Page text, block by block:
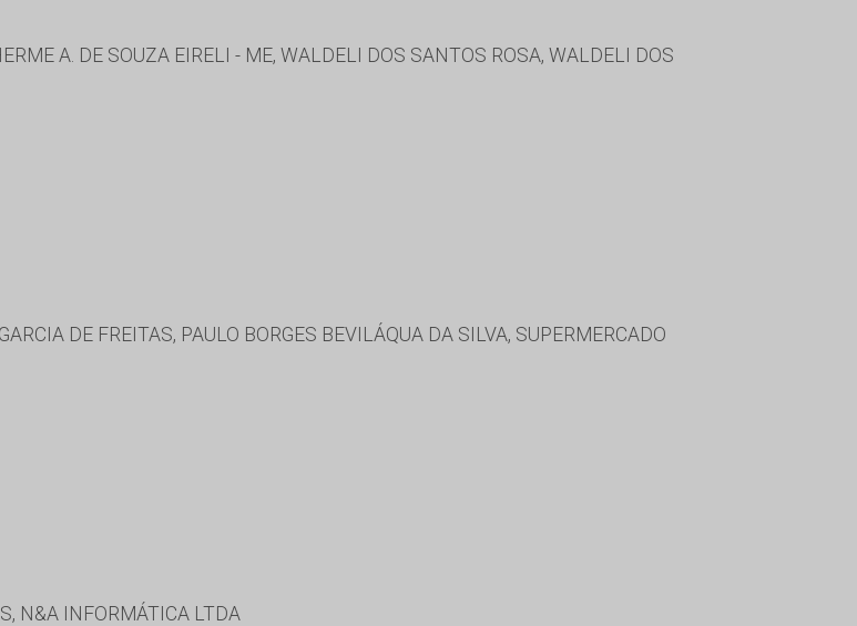
A. DE SOUZA EIRELI - ME, WALDELI DOS SANTOS ROSA, WALDELI DOS
DE FREITAS, PAULO BORGES BEVILÁQUA DA SILVA, SUPERMERCADO
N&A INFORMÁTICA LTDA